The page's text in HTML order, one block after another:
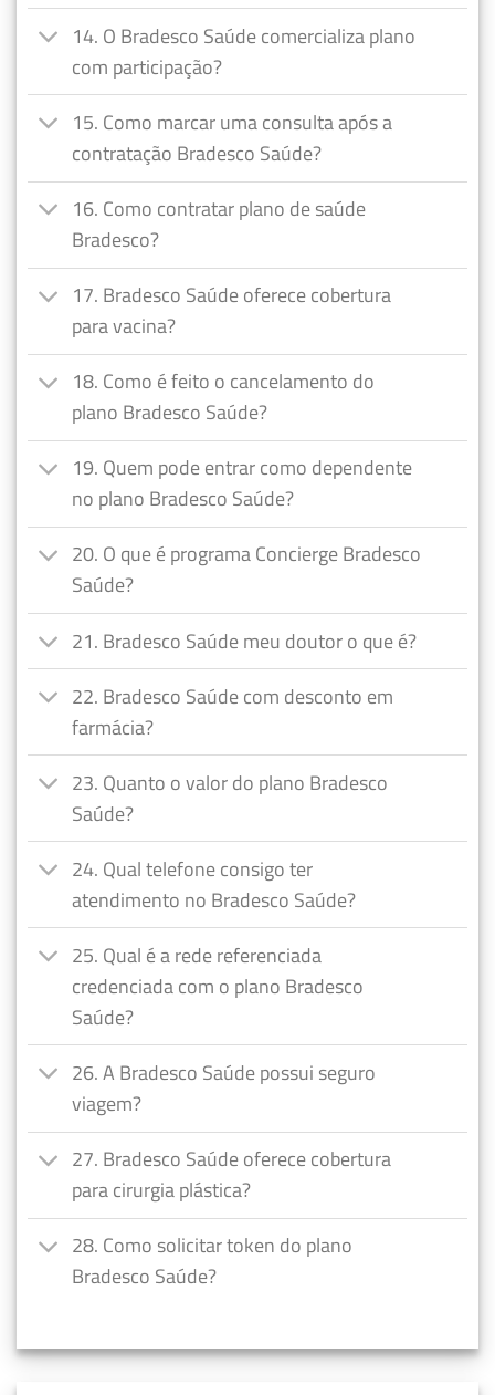
14. O Bradesco Saúde comercializa plano
com participação?
15. Como marcar uma consulta após a
contratação Bradesco Saúde?
16. Como contratar plano de saúde
Bradesco?
17. Bradesco Saúde oferece cobertura
para vacina?
18. Como é feito o cancelamento do
plano Bradesco Saúde?
19. Quem pode entrar como dependente
no plano Bradesco Saúde?
20. O que é programa Concierge Bradesco
Saúde?
21. Bradesco Saúde meu doutor o que é?
22. Bradesco Saúde com desconto em
farmácia?
23. Quanto o valor do plano Bradesco
Saúde?
24. Qual telefone consigo ter
atendimento no Bradesco Saúde?
25. Qual é a rede referenciada
credenciada com o plano Bradesco
Saúde?
26. A Bradesco Saúde possui seguro
viagem?
27. Bradesco Saúde oferece cobertura
para cirurgia plástica?
28. Como solicitar token do plano
Bradesco Saúde?